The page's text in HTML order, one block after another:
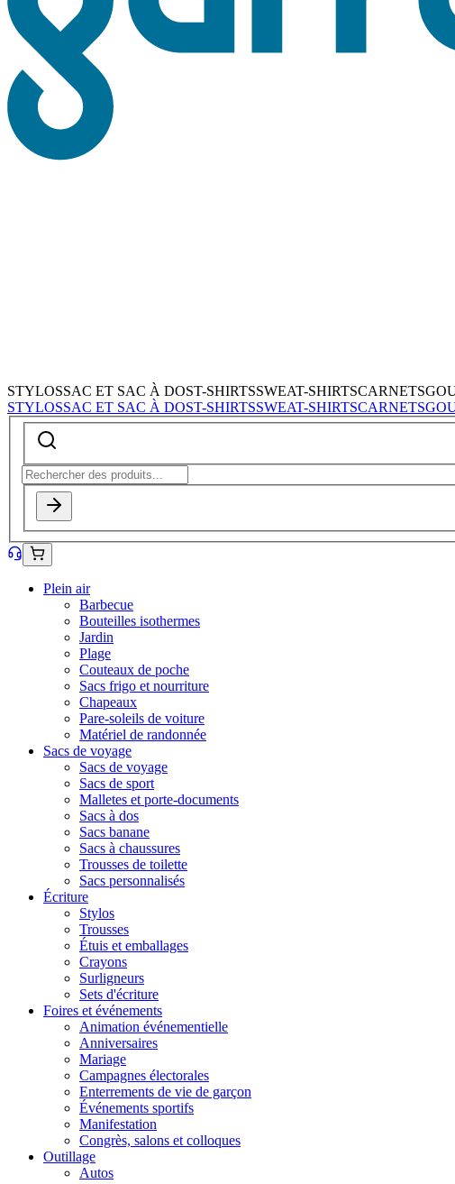
STYLOSSAC ET SAC À DOST-SHIRTSSWEAT-SHIRTSCARNETS
STYLOSSAC ET SAC À DOST-SHIRTSSWEAT-SHIRTSCARNETS
Plein air
Barbecue
Bouteilles isothermes
Jardin
Plage
Couteaux de poche
Sacs frigo et nourriture
Chapeaux
Pare-soleils de voiture
Matériel de randonnée
Sacs de voyage
Sacs de voyage
Sacs de sport
Malletes et porte-documents
Sacs à dos
Sacs banane
Sacs à chaussures
Trousses de toilette
Sacs personnalisés
Écriture
Stylos
Trousses
Étuis et emballages
Crayons
Surligneurs
Sets d'écriture
Foires et événements
Animation événementielle
Anniversaires
Mariage
Campagnes électorales
Enterrements de vie de garçon
Événements sportifs
Manifestation
Congrès, salons et colloques
Outillage
Autos